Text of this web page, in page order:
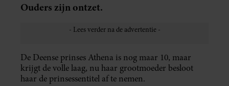
Ouders zijn ontzet.
De Deense prinses Athena is nog maar 10, maar
krijgt de volle laag, nu haar grootmoeder besloot
haar de prinsessentitel af te nemen.